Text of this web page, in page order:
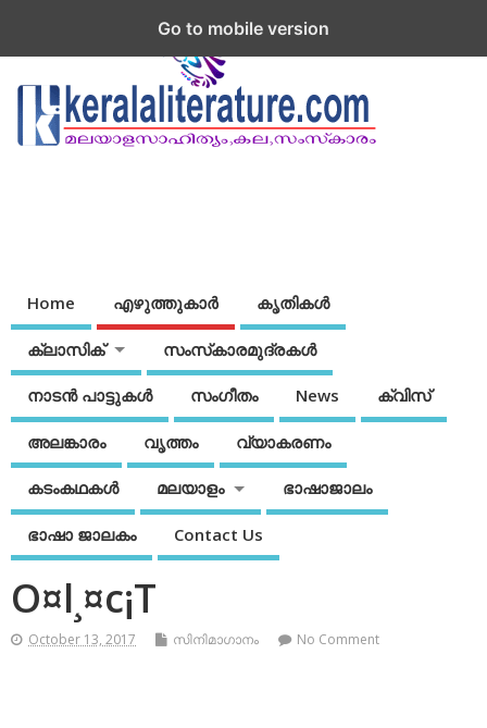
Home എഴുത്തുകാര്‍ കൃതികൾ
ക്ലാസിക് സംസ്‌കാരമുദ്രകള്‍
നാടന്‍ പാട്ടുകള്‍ സംഗീതം News ക്വിസ്
അലങ്കാരം വൃത്തം വ്യാകരണം
കടംകഥകള്‍ മലയാളം ഭാഷാജാലം
ഭാഷാ ജാലകം Contact Us
O¤l¸¤c¡T
October 13, 2017 സിനിമാഗാനം No Comment
Go to mobile version